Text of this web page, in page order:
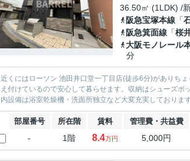
36.50㎡ (1LDK) /
阪急宝塚本線 「
阪急箕面線 「桜
大阪モノレール
分
近くにはローソン 池田井口堂一丁目店(徒歩6分)がありち
え付けているので安心して暮らせます。収納はシューズ
内設備は浴室乾燥機・洗面所独立など大変充実しており
部屋番号 所在階 賃料 管理費・共益費
- 1階 8.4万円 5,000円